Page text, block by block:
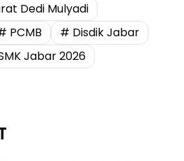
Dedi Mulyadi
PCMB
# Disdik Jabar
Jabar 2026